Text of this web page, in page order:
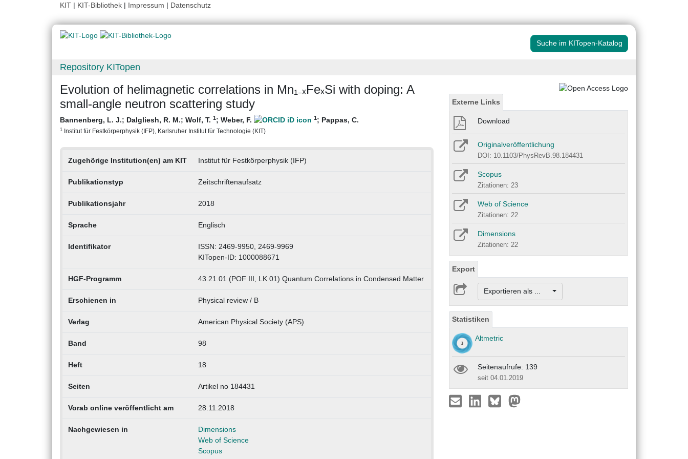
KIT | KIT-Bibliothek | Impressum | Datenschutz
Suche im KITopen-Katalog
Repository KITopen
Evolution of helimagnetic correlations in Mn₁₋ₓFeₓSi with doping: A
small-angle neutron scattering study
Bannenberg, L. J.; Dalgliesh, R. M.; Wolf, T. 1; Weber, F. 1; Pappas, C.
1 Institut für Festkörperphysik (IFP), Karlsruher Institut für Technologie (KIT)
Zugehörige Institution(en) am KIT Institut für Festkörperphysik (IFP)
Publikationstyp Zeitschriftenaufsatz
Publikationsjahr 2018
Sprache Englisch
Identifikator
ISSN: 2469-9950, 2469-9969
KITopen-ID: 1000088671
HGF-Programm 43.21.01 (POF III, LK 01) Quantum Correlations in Condensed Matter
Erschienen in Physical review / B
Verlag American Physical Society (APS)
Band 98
Heft 18
Seiten Artikel no 184431
Vorab online veröffentlicht am 28.11.2018
Nachgewiesen in
Dimensions
Web of Science
Scopus
Externe Links
Download
Originalveröffentlichung
DOI: 10.1103/PhysRevB.98.184431
Scopus
Zitationen: 23
Web of Science
Zitationen: 22
Dimensions
Zitationen: 22
Export
Exportieren als ...
Statistiken
Altmetric
Seitenaufrufe: 139
seit 04.01.2019